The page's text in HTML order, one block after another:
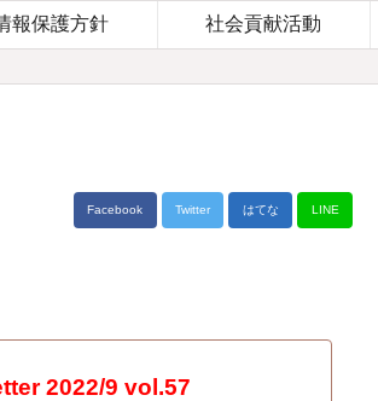
Facebook Twitter はてな LINE
2022/9 vol.57
報保護方針 社会貢献活動